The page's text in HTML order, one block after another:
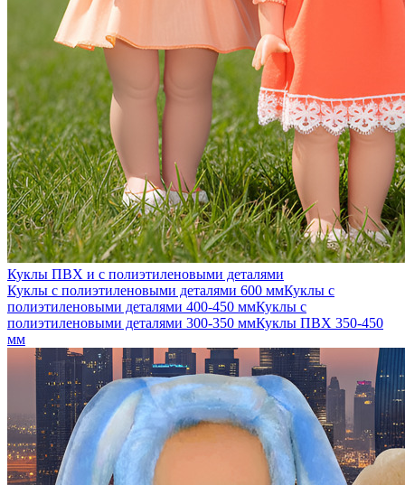
Куклы ПВХ и с полиэтиленовыми деталями
Куклы с полиэтиленовыми деталями 600 ммКуклы с
полиэтиленовыми деталями 400-450 ммКуклы с
полиэтиленовыми деталями 300-350 ммКуклы ПВХ 350-450
мм